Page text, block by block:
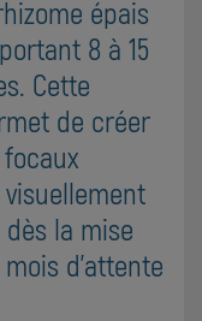
épais
8 à 15
Cette
de créer
la mise
mois d'attente